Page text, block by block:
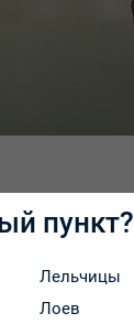
новостей
пункт?
Лельчицы
Лоев